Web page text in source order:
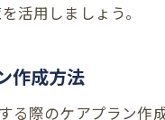
活用しましょう。
作成方法
る際のケアプラン